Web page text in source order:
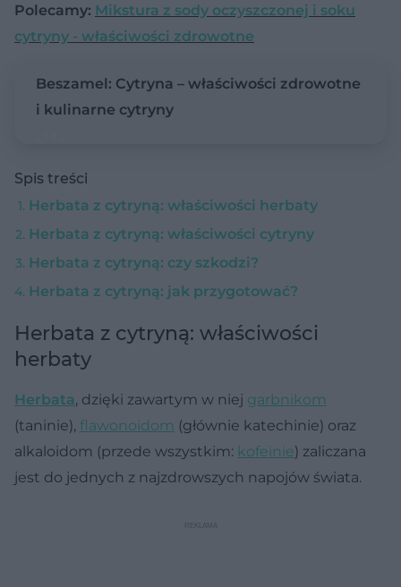
Polecamy: Mikstura z sody oczyszczonej i soku
cytryny - właściwości zdrowotne
Beszamel: Cytryna – właściwości zdrowotne
i kulinarne cytryny
Spis treści
Herbata z cytryną: właściwości herbaty
Herbata z cytryną: właściwości cytryny
Herbata z cytryną: czy szkodzi?
Herbata z cytryną: jak przygotować?
Herbata z cytryną: właściwości
herbaty
Herbata, dzięki zawartym w niej garbnikom
(taninie), flawonoidom (głównie katechinie) oraz
alkaloidom (przede wszystkim: kofeinie) zaliczana
jest do jednych z najzdrowszych napojów świata.